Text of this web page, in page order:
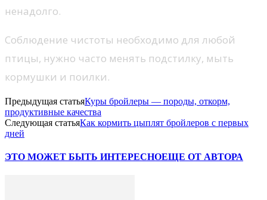
ненадолго.
Соблюдение чистоты необходимо для любой
птицы, нужно часто менять подстилку, мыть
кормушки и поилки.
Предыдущая статьяКуры бройлеры — породы, откорм,
продуктивные качества
Следующая статьяКак кормить цыплят бройлеров с первых
дней
ЭТО МОЖЕТ БЫТЬ ИНТЕРЕСНОЕЩЕ ОТ АВТОРА